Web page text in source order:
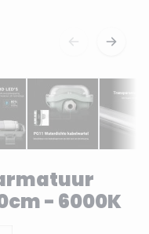
armatuur
- 6000K